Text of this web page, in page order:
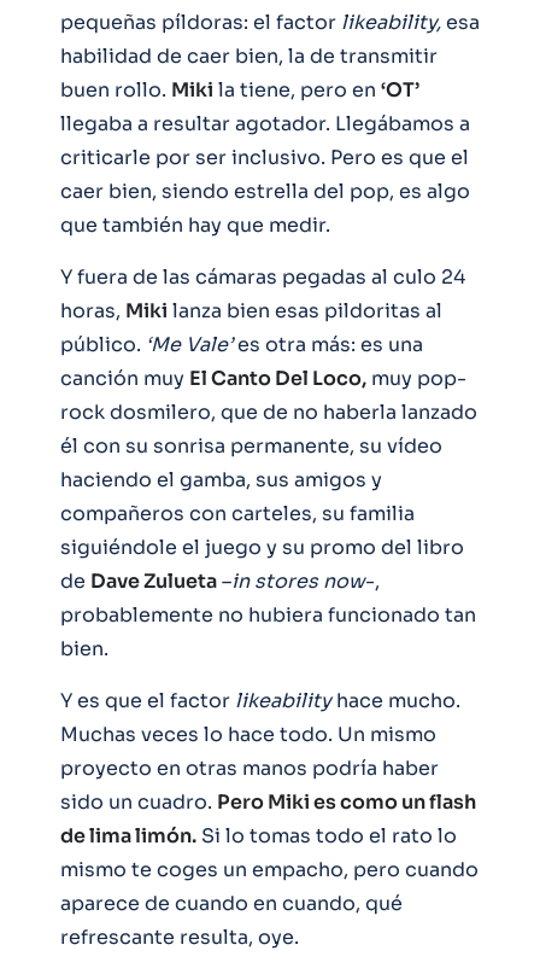
pequeñas píldoras: el factor likeability,esa
habilidad de caer bien, la de transmitir
buen rollo. Miki la tiene, pero en ‘OT’
llegaba a resultar agotador. Llegábamos a
criticarle por ser inclusivo. Pero es que el
caer bien, siendo estrella del pop, es algo
que también hay que medir.
Y fuera de las cámaras pegadas al culo 24
horas, Miki lanza bien esas pildoritas al
público. ‘Me Vale’es otra más: es una
canción muy El Canto Del Loco, muy pop-
rock dosmilero, que de no haberla lanzado
él con su sonrisa permanente, su vídeo
haciendo el gamba, sus amigos y
compañeros con carteles, su familia
siguiéndole el juego y su promo del libro
de Dave Zulueta–in stores now-,
probablemente no hubiera funcionado tan
bien.
Y es que el factor likeabilityhace mucho.
Muchas veces lo hace todo. Un mismo
proyecto en otras manos podría haber
sido un cuadro. Pero Miki es como un flash
de lima limón. Si lo tomas todo el rato lo
mismo te coges un empacho, pero cuando
aparece de cuando en cuando, qué
refrescante resulta, oye.